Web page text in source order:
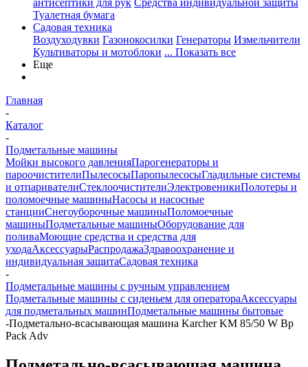
антисептики для рук Средства индивидуальной защиты
Туалетная бумага
Садовая техника
Воздуходувки Газонокосилки Генераторы Измельчители
Культиваторы и мотоблоки ... Показать все
Еще
Главная
-
Каталог
-
Подметальные машины
Мойки высокого давленияПарогенераторы и
пароочистителиПылесосыПаропылесосыГладильные системы
и отпаривателиСтеклоочистителиЭлектровеникиПолотеры и
поломоечные машиныНасосы и насосные
станцииСнегоуборочные машиныПоломоечные
машиныПодметальные машиныОборудование для
поливаМоющие средства и средства для
уходаАксессуарыРаспродажаЗдравоохранение и
индивидуальная защитаСадовая техника
-
Подметальные машины с ручным управлением
Подметальные машины с сиденьем для оператораАксессуары
для подметальных машинПодметальные машины бытовые
-Подметально-всасывающая машина Karcher KM 85/50 W Bp
Pack Adv